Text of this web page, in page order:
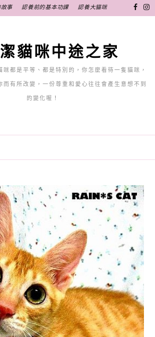
事 認養前的基本功課 認養大貓咪
貓咪中途之家
咪都是平等、都是特別的，你怎麼看待一隻貓咪，
而有所改變，一份尊重和愛心往往會產生意想不到
的變化喔！